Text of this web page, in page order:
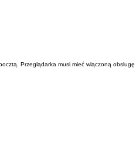
Przeglądarka musi mieć wlączoną obslugę